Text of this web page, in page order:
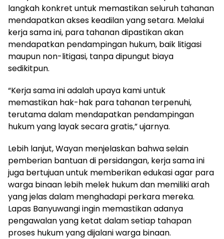
langkah konkret untuk memastikan seluruh tahanan
mendapatkan akses keadilan yang setara. Melalui
kerja sama ini, para tahanan dipastikan akan
mendapatkan pendampingan hukum, baik litigasi
maupun non-litigasi, tanpa dipungut biaya
sedikitpun.
“Kerja sama ini adalah upaya kami untuk
memastikan hak-hak para tahanan terpenuhi,
terutama dalam mendapatkan pendampingan
hukum yang layak secara gratis,” ujarnya.
Lebih lanjut, Wayan menjelaskan bahwa selain
pemberian bantuan di persidangan, kerja sama ini
juga bertujuan untuk memberikan edukasi agar para
warga binaan lebih melek hukum dan memiliki arah
yang jelas dalam menghadapi perkara mereka.
Lapas Banyuwangi ingin memastikan adanya
pengawalan yang ketat dalam setiap tahapan
proses hukum yang dijalani warga binaan.